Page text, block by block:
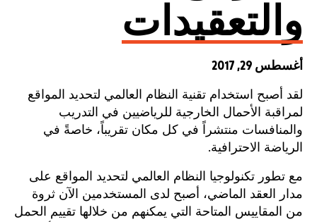
والتعقيدات
أغسطس 29, 2017
لقد أصبح استخدام تقنية النظام العالمي لتحديد المواقع
لمراقبة الأحمال الخارجية للرياضيين في التدريب
والمنافسات منتشراً في كل مكان تقريباً، خاصةً في
الرياضة الاحترافية.
مع تطور تكنولوجيا النظام العالمي لتحديد المواقع على
مدار العقد الماضي، أصبح لدى المستخدمين الآن ثروة
من المقاييس المتاحة التي يمكنهم من خلالها تقييم الحمل